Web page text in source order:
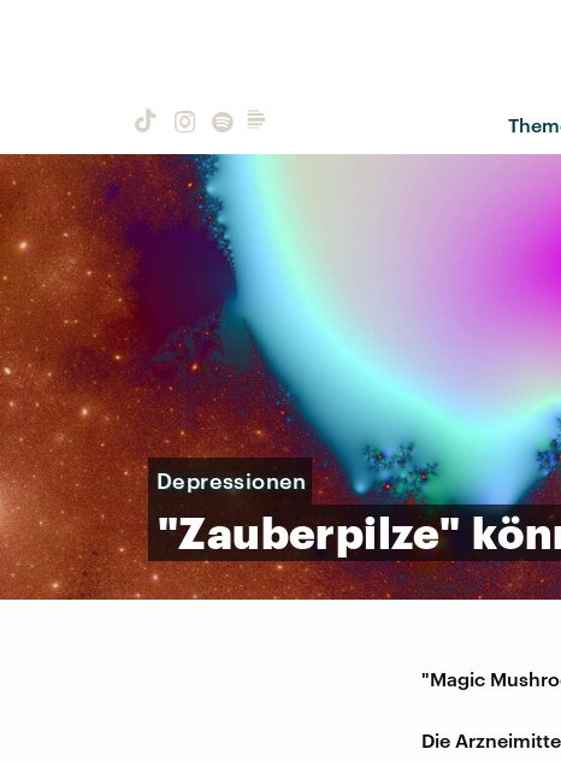
Depressionen
"Zauberpilze"
"Magic
Die